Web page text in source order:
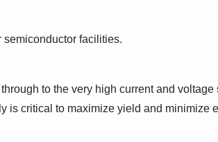
facilities.
to the very high current and
critical to maximize yield and minimize